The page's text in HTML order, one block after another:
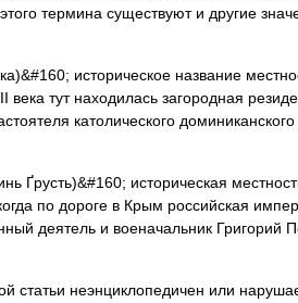
термина существуют и другие
историческое название
века тут находилась загородная
католического
Ґрусть)&#160; историческая
по дороге в Крым российская
деятель и военачальник Григорий
статьи неэнциклопедичен или